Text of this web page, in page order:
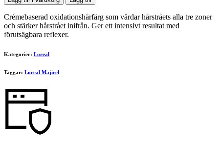
50ml
7,43
mängd
Crémebaserad oxidationshårfärg som vårdar hårstråets alla tre zoner
och stärker hårstrået inifrån. Ger ett intensivt resultat med
förutsägbara reflexer.
Kategorier: Loreal
Taggar: Loreal Majirel